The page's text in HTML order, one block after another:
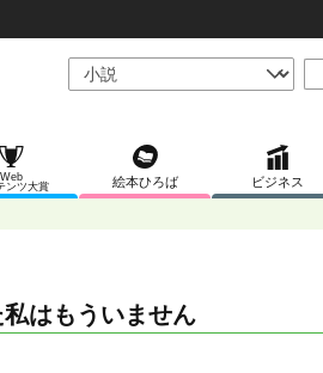
Web
ンツ大賞
絵本ひろば ビジネス
私はもういません